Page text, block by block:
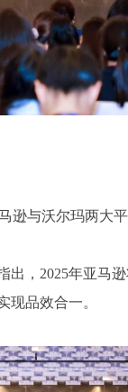
逊与沃尔玛两大
出，2025年亚马
现品效合一。